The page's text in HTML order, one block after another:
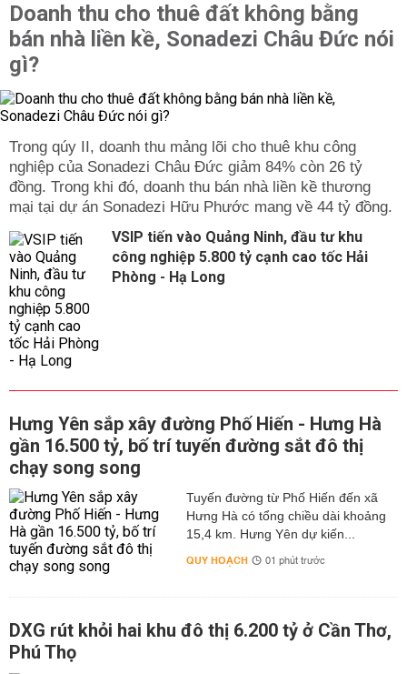
Doanh thu cho thuê đất không bằng
bán nhà liền kề, Sonadezi Châu Đức nói
gì?
Trong qúy II, doanh thu mảng lõi cho thuê khu công
nghiệp của Sonadezi Châu Đức giảm 84% còn 26 tỷ
đồng. Trong khi đó, doanh thu bán nhà liền kề thương
mại tại dự án Sonadezi Hữu Phước mang về 44 tỷ đồng.
VSIP tiến vào Quảng Ninh, đầu tư khu
công nghiệp 5.800 tỷ cạnh cao tốc Hải
Phòng - Hạ Long
Hưng Yên sắp xây đường Phố Hiến - Hưng Hà
gần 16.500 tỷ, bố trí tuyến đường sắt đô thị
chạy song song
Tuyến đường từ Phố Hiến đến xã
Hưng Hà có tổng chiều dài khoảng
15,4 km. Hưng Yên dự kiến...
QUY HOẠCH 01 phút trước
DXG rút khỏi hai khu đô thị 6.200 tỷ ở Cần Thơ,
Phú Thọ